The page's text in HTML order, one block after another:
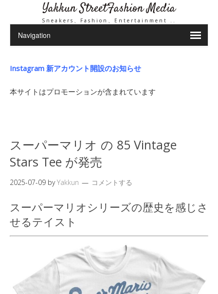
Yakkun StreetFashion Media
Sneakers、Fashion、Entertainment ..
Instagram 新アカウント開設のお知らせ
本サイトはプロモーションが含まれています
スーパーマリオ の 85 Vintage
Stars Tee が発売
2025-07-09 byYakkun コメントする
スーパーマリオシリーズの歴史を感じさ
せるテイスト